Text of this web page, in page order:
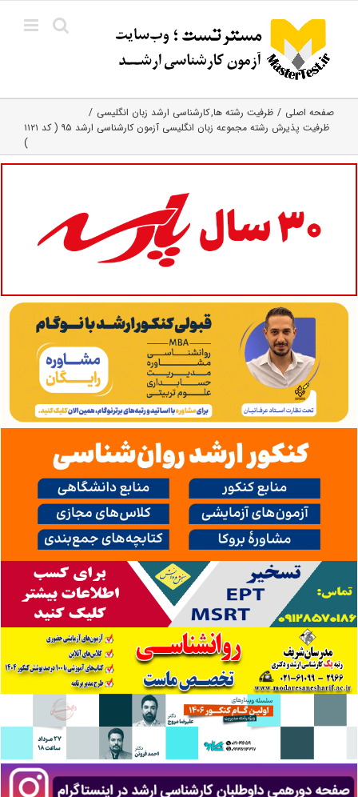
content
صفحه اصلی ظرفیت رشته ها کارشناسی ارشد زبان انگلیسی
ظرفیت پذیرش رشته مجموعه زبان انگلیسی آزمون کارشناسی ارشد ۹۵ ( کد ۱۱۲۱
)